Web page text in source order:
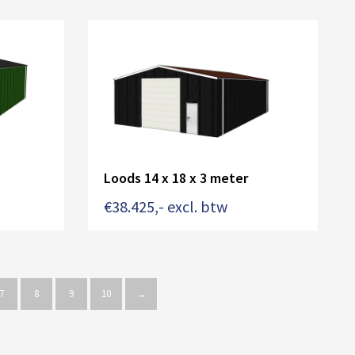
Loods 14 x 18 x 3 meter
€38.425,- excl. btw
7 8 9 10 →